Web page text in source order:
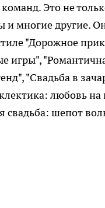
Это не
и многие другие.
"Дорожное
игры",
"Свадьба в
любовь на
свадьба: шепот